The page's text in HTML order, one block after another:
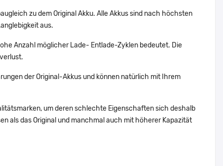
zu dem Original Akku. Alle Akkus sind nach höchsten
aus.
Anzahl möglicher Lade- Entlade-Zyklen bedeutet. Die
der Original-Akkus und können natürlich mit Ihrem
um deren schlechte Eigenschaften sich deshalb
als das Original und manchmal auch mit höherer Kapazität